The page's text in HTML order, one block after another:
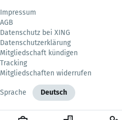
Impressum
AGB
Datenschutz bei XING
Datenschutzerklärung
Mitgliedschaft kündigen
Tracking
Mitgliedschaften widerrufen
Sprache Deutsch